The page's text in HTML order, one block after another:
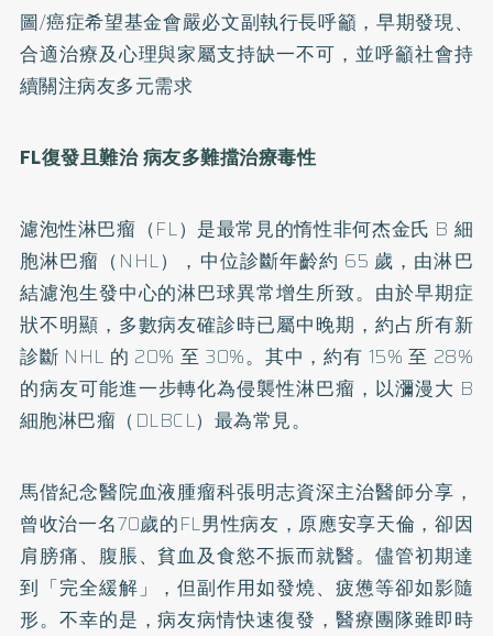
圖/癌症希望基金會嚴必文副執行長呼籲，早期發現、
合適治療及心理與家屬支持缺一不可，並呼籲社會持
續關注病友多元需求
FL復發且難治病友多難擋治療毒性
濾泡性淋巴瘤（FL）是最常見的惰性非何杰金氏 B 細
胞淋巴瘤（NHL），中位診斷年齡約 65 歲，由淋巴
結濾泡生發中心的淋巴球異常增生所致。由於早期症
狀不明顯，多數病友確診時已屬中晚期，約占所有新
診斷 NHL 的 20% 至 30%。其中，約有 15% 至 28%
的病友可能進一步轉化為侵襲性淋巴瘤，以瀰漫大 B
細胞淋巴瘤（DLBCL）最為常見。
馬偕紀念醫院血液腫瘤科張明志資深主治醫師分享，
曾收治一名70歲的FL男性病友，原應安享天倫，卻因
肩膀痛、腹脹、貧血及食慾不振而就醫。儘管初期達
到「完全緩解」，但副作用如發燒、疲憊等卻如影隨
形。不幸的是，病友病情快速復發，醫療團隊雖即時